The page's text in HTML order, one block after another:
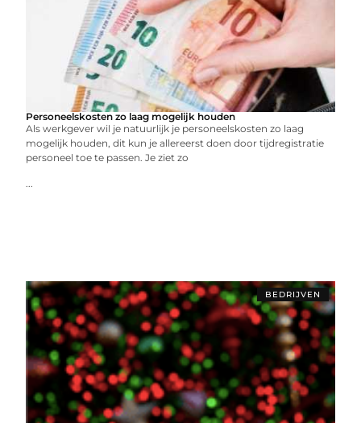
Personeelskosten zo laag mogelijk houden
Als werkgever wil je natuurlijk je personeelskosten zo laag
mogelijk houden, dit kun je allereerst doen door tijdregistratie
personeel toe te passen. Je ziet zo
...
BEDRIJVEN